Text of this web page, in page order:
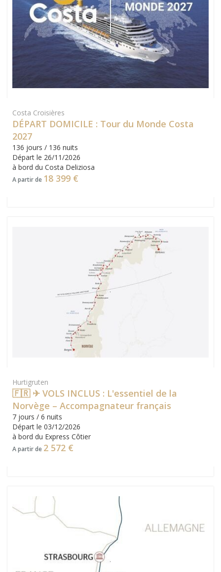
Costa Croisières
DÉPART DOMICILE : Tour du Monde Costa
2027
136 jours / 136 nuits
Départ le 26/11/2026
à bord du Costa Deliziosa
A partir de 18 399 €
Hurtigruten
🇫🇷 ✈ VOLS INCLUS : L'essentiel de la
Norvège – Accompagnateur français
7 jours / 6 nuits
Départ le 03/12/2026
à bord du Express Côtier
A partir de 2 572 €